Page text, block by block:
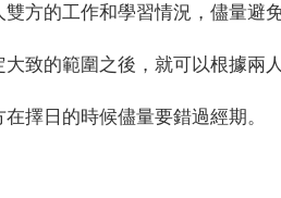
方的工作和學習情況，儘量避
致的範圍之後，就可以根據兩
擇日的時候儘量要錯過經期。